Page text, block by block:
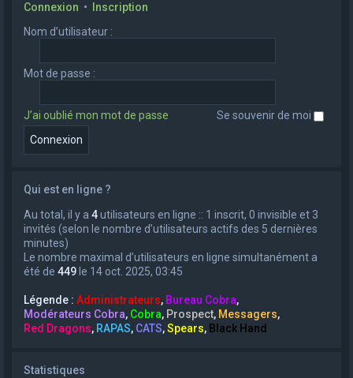
Connexion •
Inscription
Nom d’utilisateur :
Mot de passe :
J’ai oublié mon mot de passe Se souvenir de moi
Qui est en ligne ?
Au total, il y a 4utilisateurs en ligne :: 1 inscrit, 0 invisible et 3
invités (selon le nombre d’utilisateurs actifs des 5 dernières
minutes)
Le nombre maximal d’utilisateurs en ligne simultanément a
été de 449 le 14 oct. 2025, 03:45
Légende : Administrateurs, Bureau Cobra,
Modérateurs Cobra, Cobra, Prospect, Messagers,
Red Dragons, RAPAS, CATS,Spears, Black Hand
Statistiques